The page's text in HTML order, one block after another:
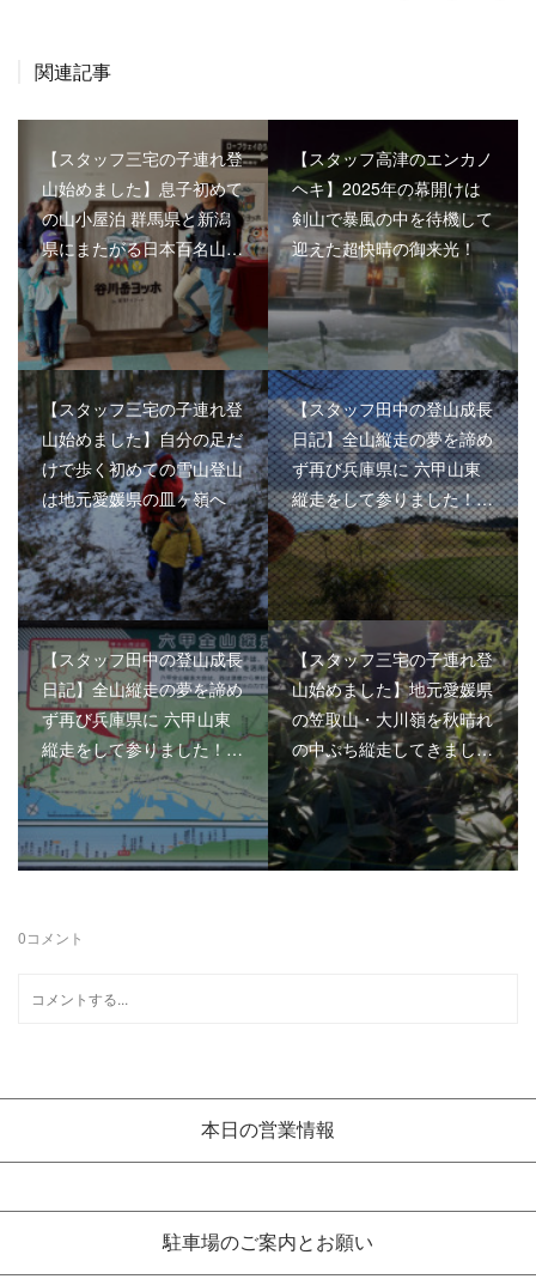
関連記事
【スタッフ三宅の子連れ登
山始めました】息子初めて
の山小屋泊 群馬県と新潟
県にまたがる日本百名山…
【スタッフ高津のエンカノ
ヘキ】2025年の幕開けは
剣山で暴風の中を待機して
迎えた超快晴の御来光！
【スタッフ三宅の子連れ登
山始めました】自分の足だ
けで歩く初めての雪山登山
は地元愛媛県の皿ヶ嶺へ
【スタッフ田中の登山成長
日記】全山縦走の夢を諦め
ず再び兵庫県に 六甲山東
縦走をして参りました！…
【スタッフ田中の登山成長
日記】全山縦走の夢を諦め
ず再び兵庫県に 六甲山東
縦走をして参りました！…
【スタッフ三宅の子連れ登
山始めました】地元愛媛県
の笠取山・大川嶺を秋晴れ
の中ぷち縦走してきまし…
0コメント
本日の営業情報
駐車場のご案内とお願い